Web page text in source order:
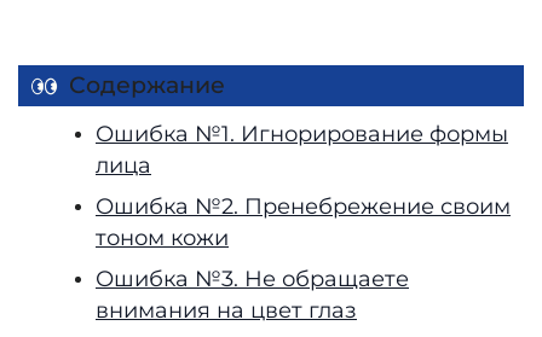
Содержание
Ошибка №1. Игнорирование формы
лица
Ошибка №2. Пренебрежение своим
тоном кожи
Ошибка №3. Не обращаете
внимания на цвет глаз